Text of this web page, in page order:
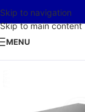
Skip to navigation
Skip to main content
MENU